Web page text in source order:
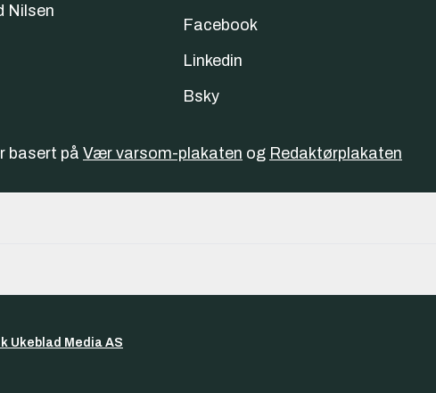
Nilsen
Facebook
Linkedin
Bsky
basert på Vær varsom-plakaten og Redaktørplakaten
Ukeblad Media AS